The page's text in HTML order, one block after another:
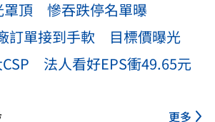
罩頂 慘吞跌停名單曝
訂單接到手軟 目標價曝光
法人看好EPS衝49.65元
更多